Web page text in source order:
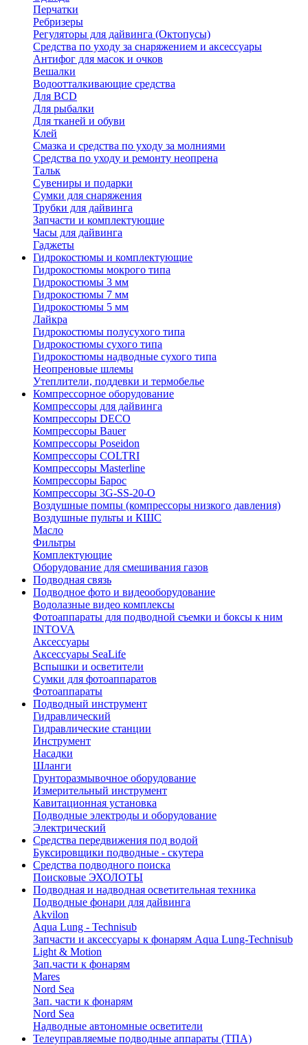
Перчатки
Ребризеры
Регуляторы для дайвинга (Октопусы)
Средства по уходу за снаряжением и аксессуары
Антифог для масок и очков
Вешалки
Водоотталкивающие средства
Для BCD
Для рыбалки
Для тканей и обуви
Клей
Смазка и средства по уходу за молниями
Средства по уходу и ремонту неопрена
Тальк
Сувениры и подарки
Сумки для снаряжения
Трубки для дайвинга
Запчасти и комплектующие
Часы для дайвинга
Гаджеты
Гидрокостюмы и комплектующие
Гидрокостюмы мокрого типа
Гидрокостюмы 3 мм
Гидрокостюмы 7 мм
Гидрокостюмы 5 мм
Лайкра
Гидрокостюмы полусухого типа
Гидрокостюмы сухого типа
Гидрокостюмы надводные сухого типа
Неопреновые шлемы
Утеплители, поддевки и термобелье
Компрессорное оборудование
Компрессоры для дайвинга
Компрессоры DECO
Компрессоры Bauer
Компрессоры Poseidon
Компрессоры COLTRI
Компрессоры Masterline
Компрессоры Барос
Компрессоры 3G-SS-20-O
Воздушные помпы (компрессоры низкого давления)
Воздушные пульты и КШС
Масло
Фильтры
Комплектующие
Оборудование для смешивания газов
Подводная связь
Подводное фото и видеооборудование
Водолазные видео комплексы
Фотоаппараты для подводной съемки и боксы к ним
INTOVA
Аксессуары
Аксессуары SeaLife
Вспышки и осветители
Сумки для фотоаппаратов
Фотоаппараты
Подводный инструмент
Гидравлический
Гидравлические станции
Инструмент
Насадки
Шланги
Грунторазмывочное оборудование
Измерительный инструмент
Кавитационная установка
Подводные электроды и оборудование
Электрический
Средства передвижения под водой
Буксировщики подводные - скутера
Средства подводного поиска
Поисковые ЭХОЛОТЫ
Подводная и надводная осветительная техника
Подводные фонари для дайвинга
Akvilon
Aqua Lung - Technisub
Запчасти и аксессуары к фонарям Aqua Lung-Technisub
Light & Motion
Зап.части к фонарям
Mares
Nord Sea
Зап. части к фонарям
Nord Sea
Надводные автономные осветители
Телеуправляемые подводные аппараты (ТПА)